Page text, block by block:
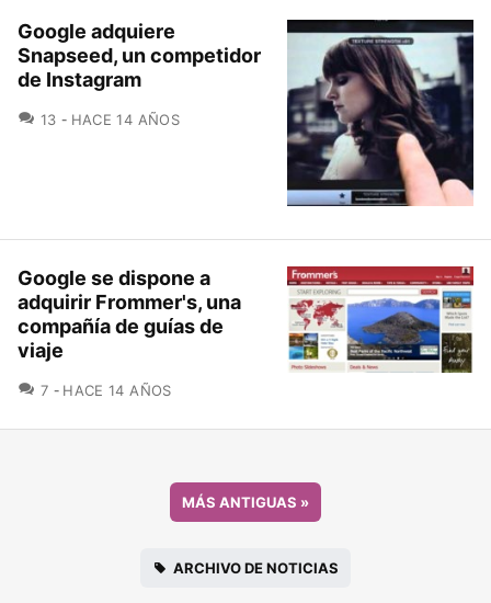
Google adquiere
Snapseed, un competidor
de Instagram
13 COMENTARIOS
HACE 14 AÑOS
Google se dispone a
adquirir Frommer's, una
compañía de guías de
viaje
7 COMENTARIOS
HACE 14 AÑOS
MÁS ANTIGUAS »
ARCHIVO DE NOTICIAS